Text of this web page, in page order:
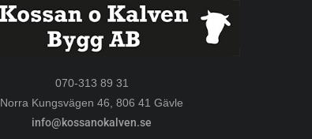
070-313 89 31
Norra Kungsvägen 46, 806 41 Gävle
info@kossanokalven.se